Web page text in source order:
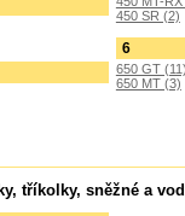
450 SR (2)
6
650 GT
650 MT (3)
tříkolky, sněžné a